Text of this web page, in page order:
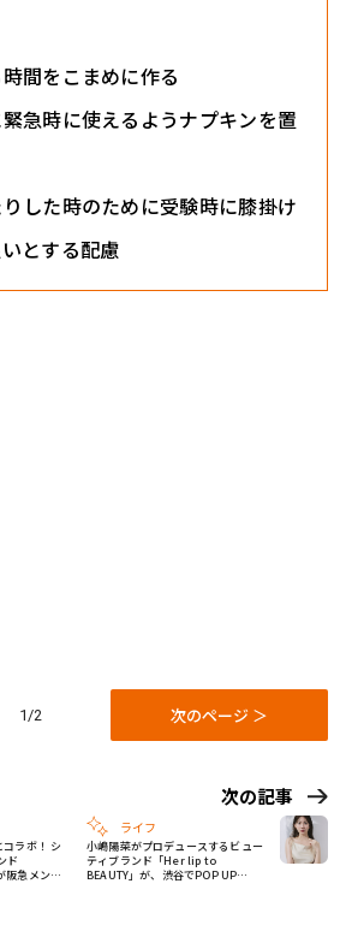
間をこまめに作る
急時に使えるようナプキンを置
した時のために受験時に膝掛け
とする配慮
1/2 次のページ ＞
ラボ！ シ
ド
阪急メンズ
次の記事
ライフ
小嶋陽菜がプロデュースするビュー
ティブランド「Her lip to
BEAUTY」が、渋谷でPOP UP